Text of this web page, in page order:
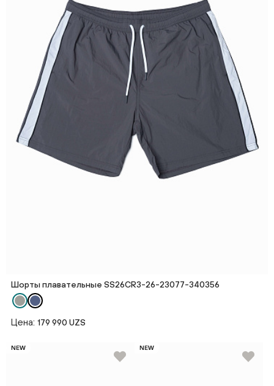
Шорты плавательные SS26CR3-26-23077-340356
Цена: 179 990 UZS
NEW NEW